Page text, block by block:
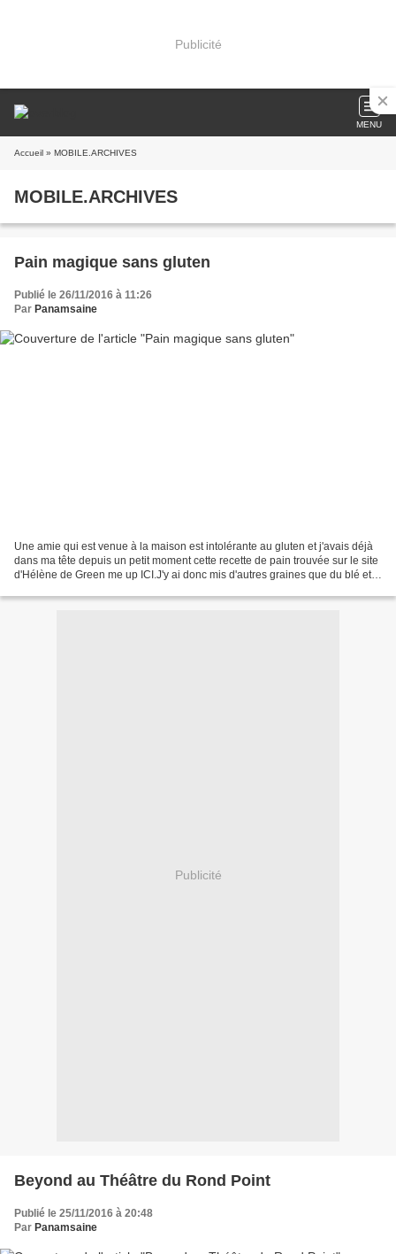
Publicité
MENU
Accueil » MOBILE.ARCHIVES
MOBILE.ARCHIVES
Pain magique sans gluten
Publié le 26/11/2016 à 11:26
Par Panamsaine
Une amie qui est venue à la maison est intolérante au gluten et j'avais déjà
dans ma tête depuis un petit moment cette recette de pain trouvée sur le site
d'Hélène de Green me up ICI.J'y ai donc mis d'autres graines que du blé et
Publicité
Beyond au Théâtre du Rond Point
Publié le 25/11/2016 à 20:48
Par Panamsaine